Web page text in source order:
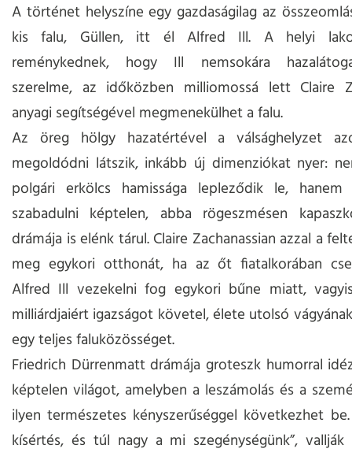
A történet helyszíne egy gazdaságilag az
kis falu, Güllen, itt él Alfred Ill. A helyi
reménykednek, hogy Ill nemsokára
szerelme, az időközben milliomossá lett Claire
anyagi segítségével megmenekülhet a falu.
Az öreg hölgy hazatértével a válsághelyzet
megoldódni látszik, inkább új dimenziókat nyer:
polgári erkölcs hamissága lepleződik le,
szabadulni képtelen, abba rögeszmésen
drámája is elénk tárul. Claire Zachanassian azzal a
meg egykori otthonát, ha az őt fiatalkorában
Alfred Ill vezekelni fog egykori bűne miatt,
milliárdjaiért igazságot követel, élete utolsó
egy teljes faluközösséget.
Friedrich Dürrenmatt drámája groteszk humorral
képtelen világot, amelyben a leszámolás és a
ilyen természetes kényszerűséggel következhet
kísértés, és túl nagy a mi szegénységünk”, vallják